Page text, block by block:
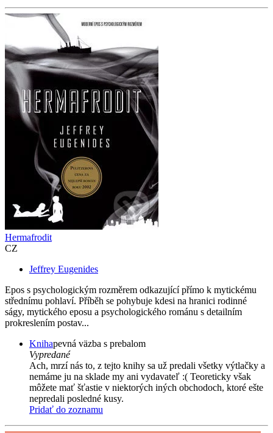
Hermafrodit
CZ
Jeffrey Eugenides
Epos s psychologickým rozměrem odkazující přímo k mytickému
střednímu pohlaví. Příběh se pohybuje kdesi na hranici rodinné
ságy, mytického eposu a psychologického románu s detailním
prokreslením postav...
Knihapevná väzba s prebalom
Vypredané
Ach, mrzí nás to, z tejto knihy sa už predali všetky výtlačky a
nemáme ju na sklade my ani vydavateľ :( Teoreticky však
môžete mať šťastie v niektorých iných obchodoch, ktoré ešte
nepredali posledné kusy.
Pridať do zoznamu